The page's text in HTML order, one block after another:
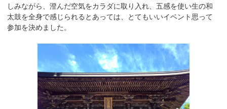
しみながら、澄んだ空気をカラダに取り入れ、五感を使い生の和
太鼓を全身で感じられるとあっては、とてもいいイベント思って
参加を決めました。